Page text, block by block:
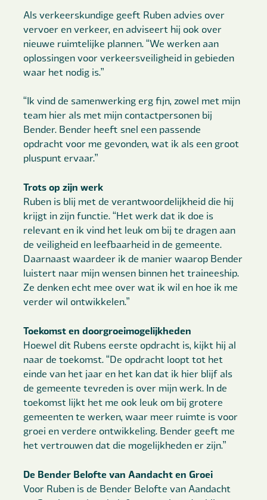
Als verkeerskundige geeft Ruben advies over
vervoer en verkeer, en adviseert hij ook over
nieuwe ruimtelijke plannen. “We werken aan
oplossingen voor verkeersveiligheid in gebieden
waar het nodig is.”
“Ik vind de samenwerking erg fijn, zowel met mijn
team hier als met mijn contactpersonen bij
Bender. Bender heeft snel een passende
opdracht voor me gevonden, wat ik als een groot
pluspunt ervaar.”
Trots op zijn werk
Ruben is blij met de verantwoordelijkheid die hij
krijgt in zijn functie. “Het werk dat ik doe is
relevant en ik vind het leuk om bij te dragen aan
de veiligheid en leefbaarheid in de gemeente.
Daarnaast waardeer ik de manier waarop Bender
luistert naar mijn wensen binnen het traineeship.
Ze denken echt mee over wat ik wil en hoe ik me
verder wil ontwikkelen.”
Toekomst en doorgroeimogelijkheden
Hoewel dit Rubens eerste opdracht is, kijkt hij al
naar de toekomst. “De opdracht loopt tot het
einde van het jaar en het kan dat ik hier blijf als
de gemeente tevreden is over mijn werk. In de
toekomst lijkt het me ook leuk om bij grotere
gemeenten te werken, waar meer ruimte is voor
groei en verdere ontwikkeling. Bender geeft me
het vertrouwen dat die mogelijkheden er zijn.”
De Bender Belofte van Aandacht en Groei
Voor Ruben is de Bender Belofte van Aandacht